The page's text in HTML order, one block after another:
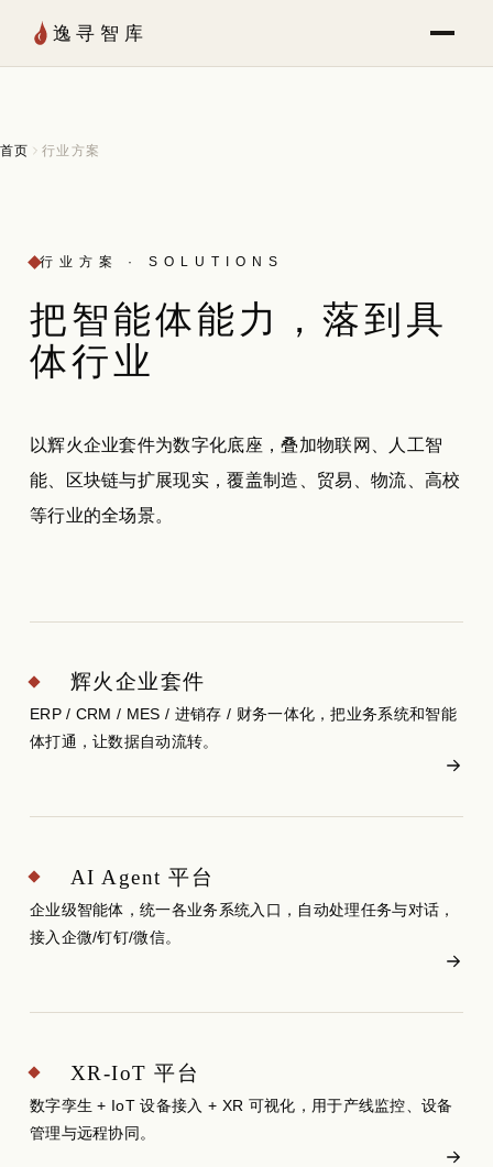
Skip to Content
逸寻智库
首页 行业方案
行业方案 · SOLUTIONS
把智能体能力，落到 具
体行业
以辉火企业套件为数字化底座，叠加物联网、人工智
能、区块链与扩展现实，覆盖制造、贸易、物流、高校
等行业的全场景。
辉火企业套件
ERP / CRM / MES / 进销存 / 财务一体化，把业务系统和智能
体打通，让数据自动流转。
AI Agent 平台
企业级智能体，统一各业务系统入口，自动处理任务与对话，
接入企微/钉钉/微信。
XR-IoT 平台
数字孪生 + IoT 设备接入 + XR 可视化，用于产线监控、设备
管理与远程协同。